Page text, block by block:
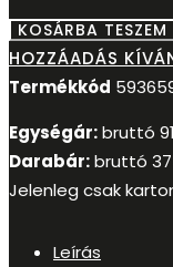
KOSÁRBA TESZEM
HOZZÁADÁS
Termékkód
Egységár:bruttó
Darabár:bruttó
Jelenleg csak
Leírás